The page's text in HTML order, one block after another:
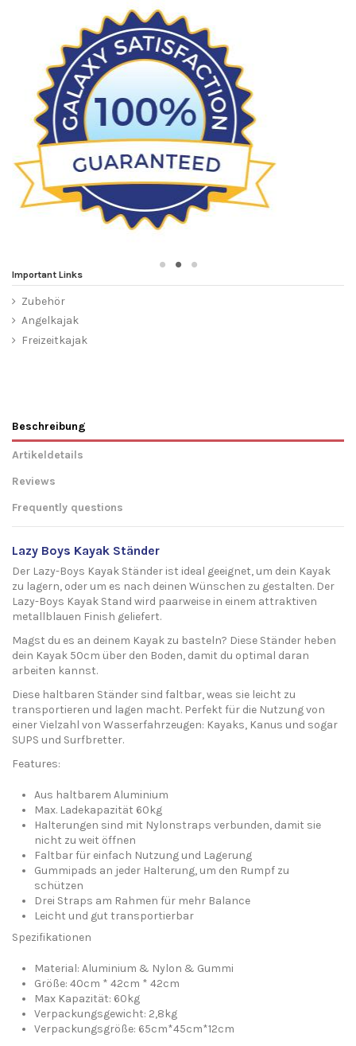
Important Links
Zubehör
Angelkajak
Freizeitkajak
Beschreibung
Artikeldetails
Reviews
Frequently questions
Lazy Boys Kayak Ständer
Der Lazy-Boys Kayak Ständer ist ideal geeignet, um dein Kayak
zu lagern, oder um es nach deinen Wünschen zu gestalten. Der
Lazy-Boys Kayak Stand wird paarweise in einem attraktiven
metallblauen Finish geliefert.
Magst du es an deinem Kayak zu basteln? Diese Ständer heben
dein Kayak 50cm über den Boden, damit du optimal daran
arbeiten kannst.
Diese haltbaren Ständer sind faltbar, weas sie leicht zu
transportieren und lagen macht. Perfekt für die Nutzung von
einer Vielzahl von Wasserfahrzeugen: Kayaks, Kanus und sogar
SUPS und Surfbretter.
Features:
Aus haltbarem Aluminium
Max. Ladekapazität 60kg
Halterungen sind mit Nylonstraps verbunden, damit sie
nicht zu weit öffnen
Faltbar für einfach Nutzung und Lagerung
Gummipads an jeder Halterung, um den Rumpf zu
schützen
Drei Straps am Rahmen für mehr Balance
Leicht und gut transportierbar
Spezifikationen
Material: Aluminium & Nylon & Gummi
Größe: 40cm * 42cm * 42cm
Max Kapazität: 60kg
Verpackungsgewicht: 2,8kg
Verpackungsgröße: 65cm*45cm*12cm